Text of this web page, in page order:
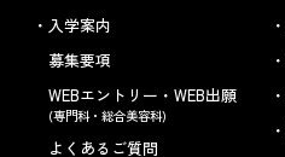
入学案内
募集要項
WEBエントリー・WEB出願
(専門科・総合美容科)
よくあるご質問